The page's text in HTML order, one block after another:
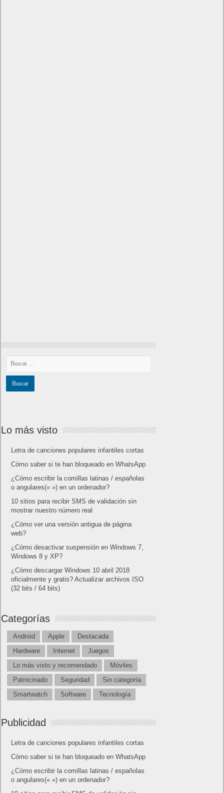
Lo más visto
Letra de canciones populares infantiles cortas
Cómo saber si te han bloqueado en WhatsApp
¿Cómo escribir la comillas latinas / españolas
o angulares(« ») en un ordenador?
10 sitios para recibir SMS de validación sin
mostrar nuestro número real
¿Cómo ver una versión antigua de página
web?
¿Cómo desactivar suspensión en Windows 7,
Windows 8 y XP?
¿Cómo descargar Windows 10 abril 2018
oficialmente y gratis? Actualizar archivos ISO
(32 bits / 64 bits)
Categorías
Android Apple
Destacada
Hardware
Internet
Juegos
Lo más visto y recomendado
Móviles
Patrocinado
Seguridad
Sin categoría
Smartwatch
Software Tecnología
Publicidad
Letra de canciones populares infantiles cortas
Cómo saber si te han bloqueado en WhatsApp
¿Cómo escribir la comillas latinas / españolas
o angulares(« ») en un ordenador?